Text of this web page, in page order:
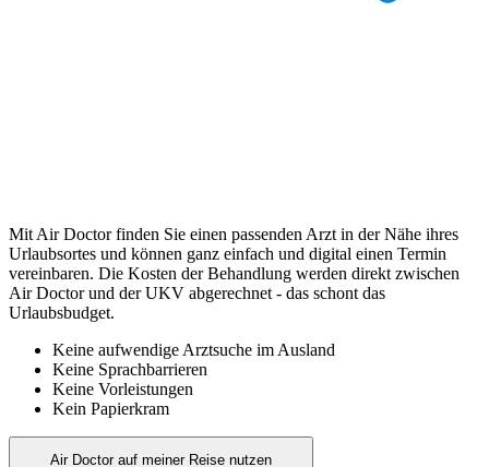
Mit Air Doctor finden Sie einen passenden Arzt in der Nähe ihres
Urlaubsortes und können ganz einfach und digital einen Termin
vereinbaren. Die Kosten der Behandlung werden direkt zwischen
Air Doctor und der UKV abgerechnet - das schont das
Urlaubsbudget.
Keine aufwendige Arztsuche im Ausland
Keine Sprachbarrieren
Keine Vorleistungen
Kein Papierkram
Air Doctor auf meiner Reise nutzen